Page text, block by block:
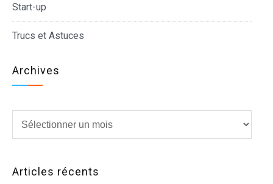
Start-up
Trucs et Astuces
Archives
Articles récents